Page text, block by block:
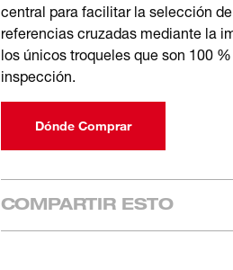
central para facilitar la selección
referencias cruzadas mediante la
los únicos troqueles que son 100
inspección.
Dónde Comprar
COMPARTIR ESTO